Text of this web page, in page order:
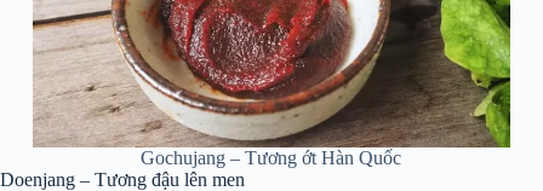
Gochujang – Tương ớt Hàn Quốc
Doenjang – Tương đậu lên men